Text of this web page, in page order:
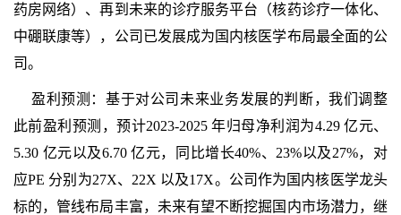
药房网络）、再到未来的诊疗服务平台（核药诊疗一体化、
中硼联康等），公司已发展成为国内核医学布局最全面的公
司。
盈利预测：基于对公司未来业务发展的判断，我们调整
此前盈利预测，预计2023-2025 年归母净利润为4.29 亿元、
5.30 亿元以及6.70 亿元，同比增长40%、23%以及27%，对
应PE 分别为27X、22X 以及17X。公司作为国内核医学龙头
标的，管线布局丰富，未来有望不断挖掘国内市场潜力，继